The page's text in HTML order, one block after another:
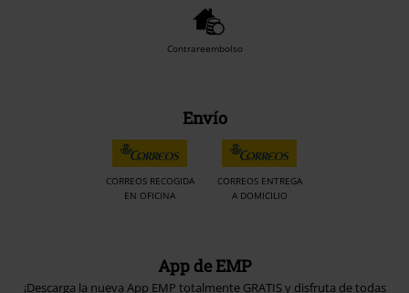
Contrareembolso
Envío
CORREOS RECOGIDA
EN OFICINA
CORREOS ENTREGA
A DOMICILIO
App de EMP
¡Descarga la nueva App EMP totalmente GRATIS y disfruta de todas